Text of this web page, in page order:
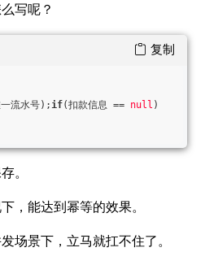
写呢？
流水号); if(扣款信息 == null )
复制
。
，能达到幂等的效果。
场景下，立马就扛不住了。